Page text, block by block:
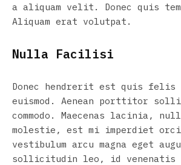
a aliquam velit. Donec quis
Aliquam erat volutpat.
Nulla Facilisi
Donec hendrerit est quis felis
euismod. Aenean porttitor
commodo. Maecenas lacinia,
molestie, est mi imperdiet
vestibulum arcu magna eget
sollicitudin leo, id venenatis